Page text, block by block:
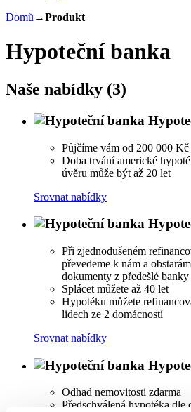
Domů →Produkt
Hypoteční banka
Naše nabídky (3)
Půjčíme vám od 200 000
Doba trvání americké
úvěru může být až 20 let
Srovnat nabídky
Při zjednodušeném
převedeme k nám a
dokumenty z předešlé banky
Splácet můžete až 40 let
Hypotéku můžete
lidech ze 2 domácností
Srovnat nabídky
Odhad nemovitosti zdarma
Předschválená hypotéka dle